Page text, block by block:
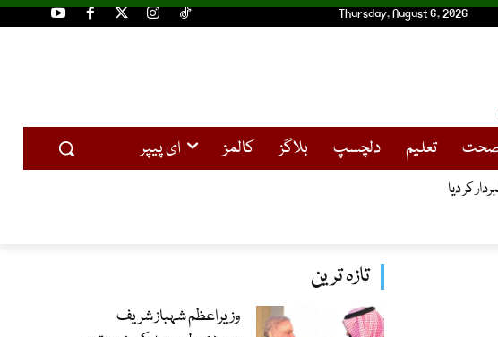
Thursday, August 6, 2026
تعلیم دلچسپ بلاگز کالمز ای پیپر
کر دیا
تازہ ترین
وزیراعظم شہباز شریف